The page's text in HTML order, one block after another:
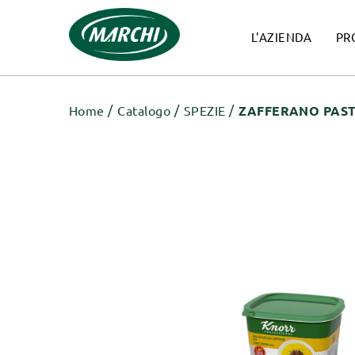
L'AZIENDA
Home Catalogo SPEZIE ZAFFERANO